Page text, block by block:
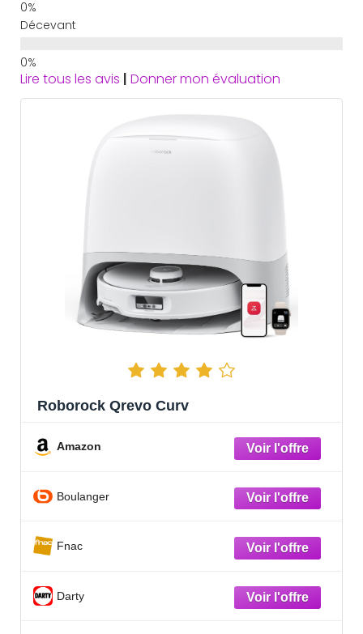
Décevant
Lire tous les avis | Donner mon évaluation
Roborock Qrevo Curv
Amazon
Boulanger
Fnac
Darty